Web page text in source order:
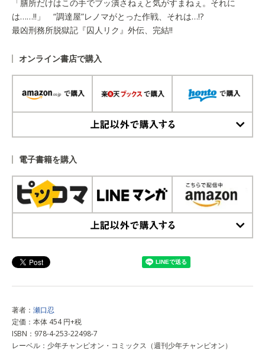
「膳所だけはこの手でブッ潰さねぇと気がすまねぇ。それに
は……!!」 “調達屋”レノマがとった作戦、それは…!?
最凶刑務所脱獄記『囚人リク』外伝、完結!!
オンライン書店で購入
電子書籍を購入
著者： 瀬口忍
定価：本体 454 円+税
ISBN：978-4-253-22498-7
レーベル：少年チャンピオン・コミックス（週刊少年チャンピオン）